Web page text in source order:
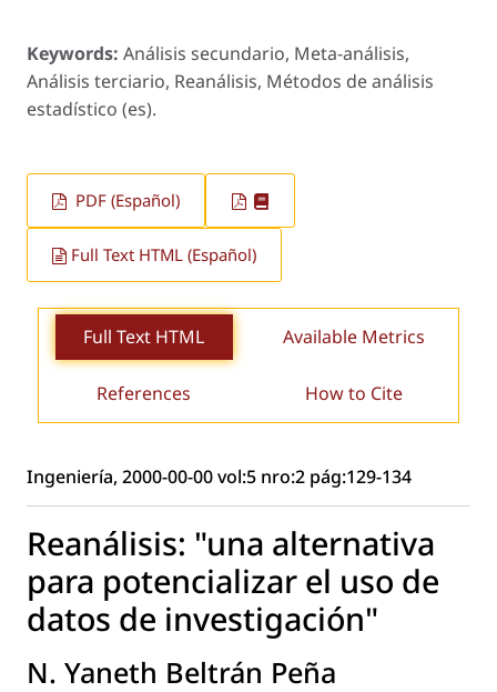
Keywords: Análisis secundario, Meta-análisis,
Análisis terciario, Reanálisis, Métodos de análisis
estadístico (es).
PDF (Español)
Full Text HTML (Español)
Full Text HTML Available Metrics
References How to Cite
Ingeniería, 2000-00-00 vol:5 nro:2 pág:129-134
Reanálisis: "una alternativa
para potencializar el uso de
datos de investigación"
N. Yaneth Beltrán Peña